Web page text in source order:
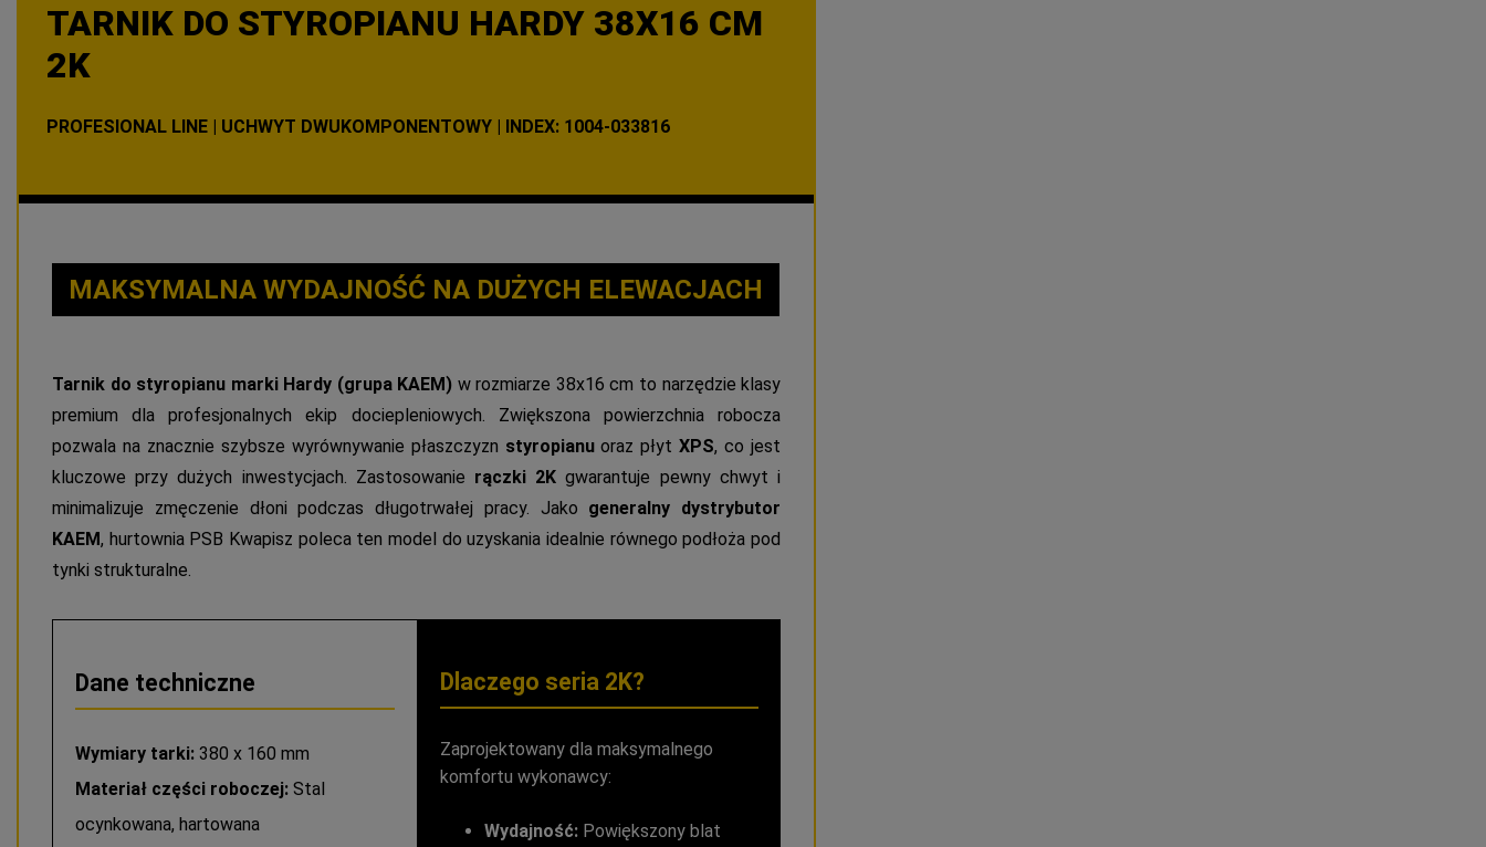
TARNIK DO STYROPIANU HARDY 38X16 CM
2K
PROFESIONAL LINE | UCHWYT DWUKOMPONENTOWY | INDEX: 1004-033816
MAKSYMALNA WYDAJNOŚĆ NA DUŻYCH ELEWACJACH
Tarnik do styropianu marki Hardy (grupa KAEM) w rozmiarze 38x16 cm to narzędzie klasy
premium dla profesjonalnych ekip dociepleniowych. Zwiększona powierzchnia robocza
pozwala na znacznie szybsze wyrównywanie płaszczyzn styropianuoraz płytXPS, co jest
kluczowe przy dużych inwestycjach. Zastosowanie rączki 2K gwarantuje pewny chwyt i
minimalizuje zmęczenie dłoni podczas długotrwałej pracy. Jako generalny dystrybutor
KAEM, hurtownia PSB Kwapisz poleca ten model do uzyskania idealnie równego podłoża pod
tynki strukturalne.
Dane techniczne
Wymiary tarki: 380 x 160 mm
Materiał części roboczej: Stal
ocynkowana, hartowana
Dlaczego seria 2K?
Zaprojektowany dla maksymalnego
komfortu wykonawcy:
Wydajność:Powiększony blat